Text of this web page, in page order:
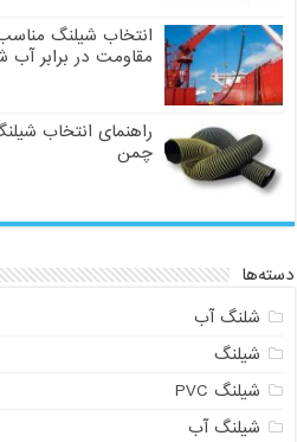
انتخاب شیلنگ
مقاومت در برابر آب
راهنمای انتخاب
چمن
دسته‌ها
شلنگ آب
شیلنگ
شیلنگ PVC
شیلنگ آب